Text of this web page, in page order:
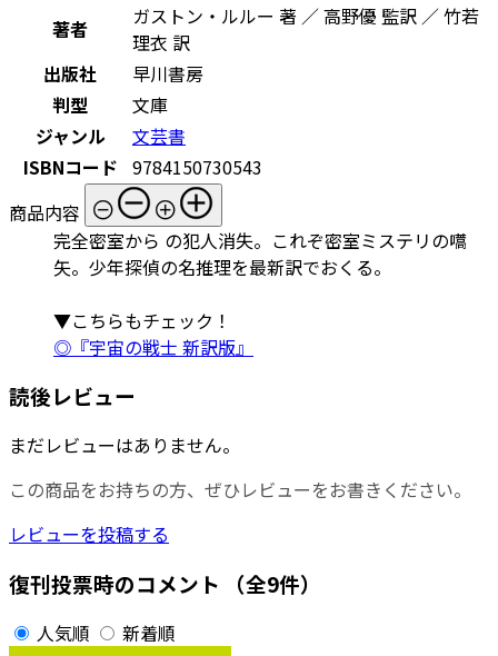
著者
ガストン・ルルー 著 ／ 高野優 監訳 ／ 竹若
理衣 訳
出版社
早川書房
判型
文庫
ジャンル
文芸書
ISBNコード 9784150730543
商品内容
完全密室から の犯人消失。これぞ密室ミステリの嚆
矢。少年探偵の名推理を最新訳でおくる。
▼こちらもチェック！
◎『宇宙の戦士 新訳版』
読後レビュー
まだレビューはありません。
この商品をお持ちの方、ぜひレビューをお書きください。
レビューを投稿する
復刊投票時のコメント （全9件）
人気順 新着順